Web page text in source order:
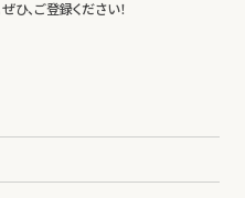
ひ、ご登録ください！